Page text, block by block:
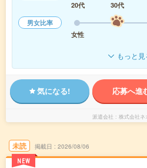
20代
30代
男女比率
女性
もっと見
気になる! 応募へ進
派遣会社 株式会社ネ
未読
NEW
掲載日 2026/08/06